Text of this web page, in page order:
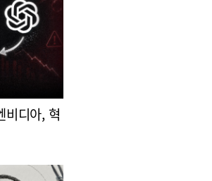
비디아, 혁